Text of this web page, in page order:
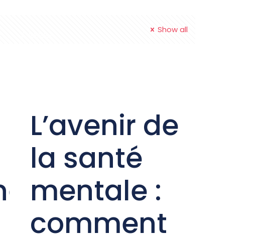
Show all
L’avenir de
la santé
mentale :
comment